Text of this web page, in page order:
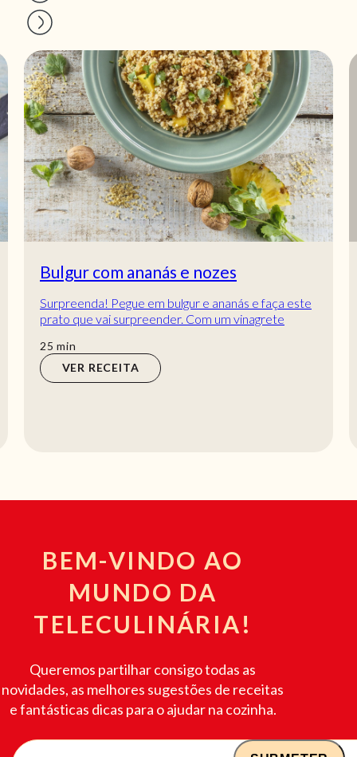
Bulgur com ananás e nozes
Surpreenda! Pegue em bulgur e ananás e faça este
prato que vai surpreender. Com um vinagrete
25 min
min
VER RECEITA
BEM-VINDO AO
MUNDO DA
TELECULINÁRIA!
Queremos partilhar consigo todas as
novidades, as melhores sugestões de receitas
e fantásticas dicas para o ajudar na cozinha.